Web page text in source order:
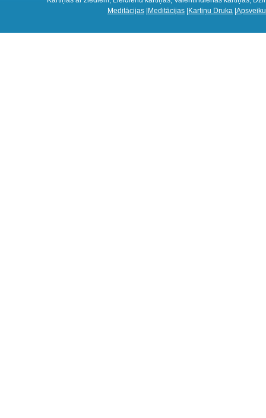
Meditācijas |Meditācijas |Kartiņu Druka |